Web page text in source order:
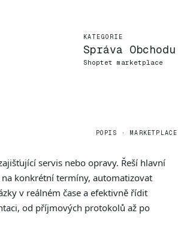
KATEGORIE
Správa Obchodu
Shoptet marketplace
POPIS · MARKETPLACE
servis nebo opravy. Řeší hlavní
konkrétní termíny, automatizovat
v reálném čase a efektivně řídit
od příjmových protokolů až po